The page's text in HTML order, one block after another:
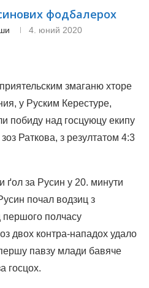
фодбалерох
4. юний 2020
змаганю хторе
у Руским Керестуре,
побиду над госцуюцу екипу
Раткова, з резултатом 4:3
за Русин у 20. минути
почал водзиц з
першого полчасу
двох контра-нападох удало
павзу млади бавяче
госцох.